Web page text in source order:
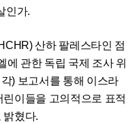
인가.
산하 팔레스타인 점
에 관한 독립 국제 조사 위
) 보고서를 통해 이스라
이들을 고의적으로 표적
밝혔다.